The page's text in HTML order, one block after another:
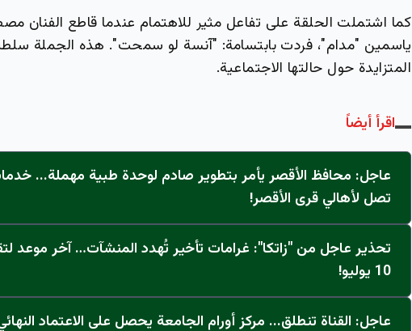
كما اشتملت الحلقة على تفاعل مثير للاهتمام عندما قاطع الفنان
ياسمين "مدام"، فردت بابتسامة: "آنسة لو سمحت". هذه الجملة
المتزايدة حول حالتها الاجتماعية.
اقرأ أيضاً
عاجل: محافظ الأقصر يأمر بتطوير صادم لوحدة طبية مهملة...
تصل لأهالي قرى الأقصر!
تحذير عاجل من "زاتكا": غرامات تأخير تُهدد المنشآت… آخر موعد
10 يوليو!